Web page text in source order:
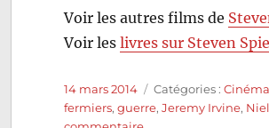
Voir les autres films de
Voir leslivres sur Steven
Publié
le
14 mars 2014 Catégories
Catégories :
fermiers,guerre,Jeremy Irvine,
sur